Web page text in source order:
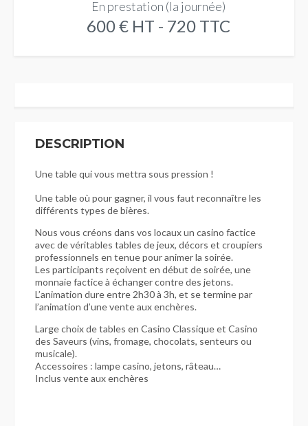
En prestation (la journée)
600 € HT - 720 TTC
DESCRIPTION
Une table qui vous mettra sous pression !
Une table où pour gagner, il vous faut reconnaître les
différents types de bières.
Nous vous créons dans vos locaux un casino factice
avec de véritables tables de jeux, décors et croupiers
professionnels en tenue pour animer la soirée.
Les participants reçoivent en début de soirée, une
monnaie factice à échanger contre des jetons.
L’animation dure entre 2h30 à 3h, et se termine par
l’animation d’une vente aux enchères.
Large choix de tables en Casino Classique et Casino
des Saveurs (vins, fromage, chocolats, senteurs ou
musicale).
Accessoires : lampe casino, jetons, râteau…
Inclus vente aux enchères